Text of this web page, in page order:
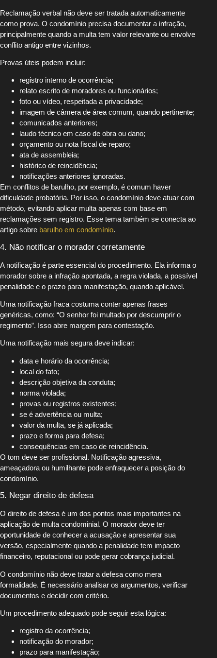
Reclamação verbal não deve ser tratada automaticamente
como prova. O condomínio precisa documentar a infração,
principalmente quando a multa tem valor relevante ou envolve
conflito antigo entre vizinhos.
Provas úteis podem incluir:
registro interno de ocorrência;
relato escrito de moradores ou funcionários;
foto ou vídeo, respeitada a privacidade;
imagem de câmera de área comum, quando pertinente;
comunicados anteriores;
laudo técnico em caso de obra ou dano;
orçamento ou nota fiscal de reparo;
ata de assembleia;
histórico de reincidência;
notificações anteriores ignoradas.
Em conflitos de barulho, por exemplo, é comum haver
dificuldade probatória. Por isso, o condomínio deve atuar com
método, evitando aplicar multa apenas com base em
reclamações sem registro. Esse tema também se conecta ao
artigo sobre barulho em condomínio.
4. Não notificar o morador corretamente
A notificação é parte essencial do procedimento. Ela informa o
morador sobre a infração apontada, a regra violada, a possível
penalidade e o prazo para manifestação, quando aplicável.
Uma notificação fraca costuma conter apenas frases
genéricas, como: “O senhor foi multado por descumprir o
regimento”. Isso abre margem para contestação.
Uma notificação mais segura deve indicar:
data e horário da ocorrência;
local do fato;
descrição objetiva da conduta;
norma violada;
provas ou registros existentes;
se é advertência ou multa;
valor da multa, se já aplicada;
prazo e forma para defesa;
consequências em caso de reincidência.
O tom deve ser profissional. Notificação agressiva,
ameaçadora ou humilhante pode enfraquecer a posição do
condomínio.
5. Negar direito de defesa
O direito de defesa é um dos pontos mais importantes na
aplicação de multa condominial. O morador deve ter
oportunidade de conhecer a acusação e apresentar sua
versão, especialmente quando a penalidade tem impacto
financeiro, reputacional ou pode gerar cobrança judicial.
O condomínio não deve tratar a defesa como mera
formalidade. É necessário analisar os argumentos, verificar
documentos e decidir com critério.
Um procedimento adequado pode seguir esta lógica:
registro da ocorrência;
notificação do morador;
prazo para manifestação;